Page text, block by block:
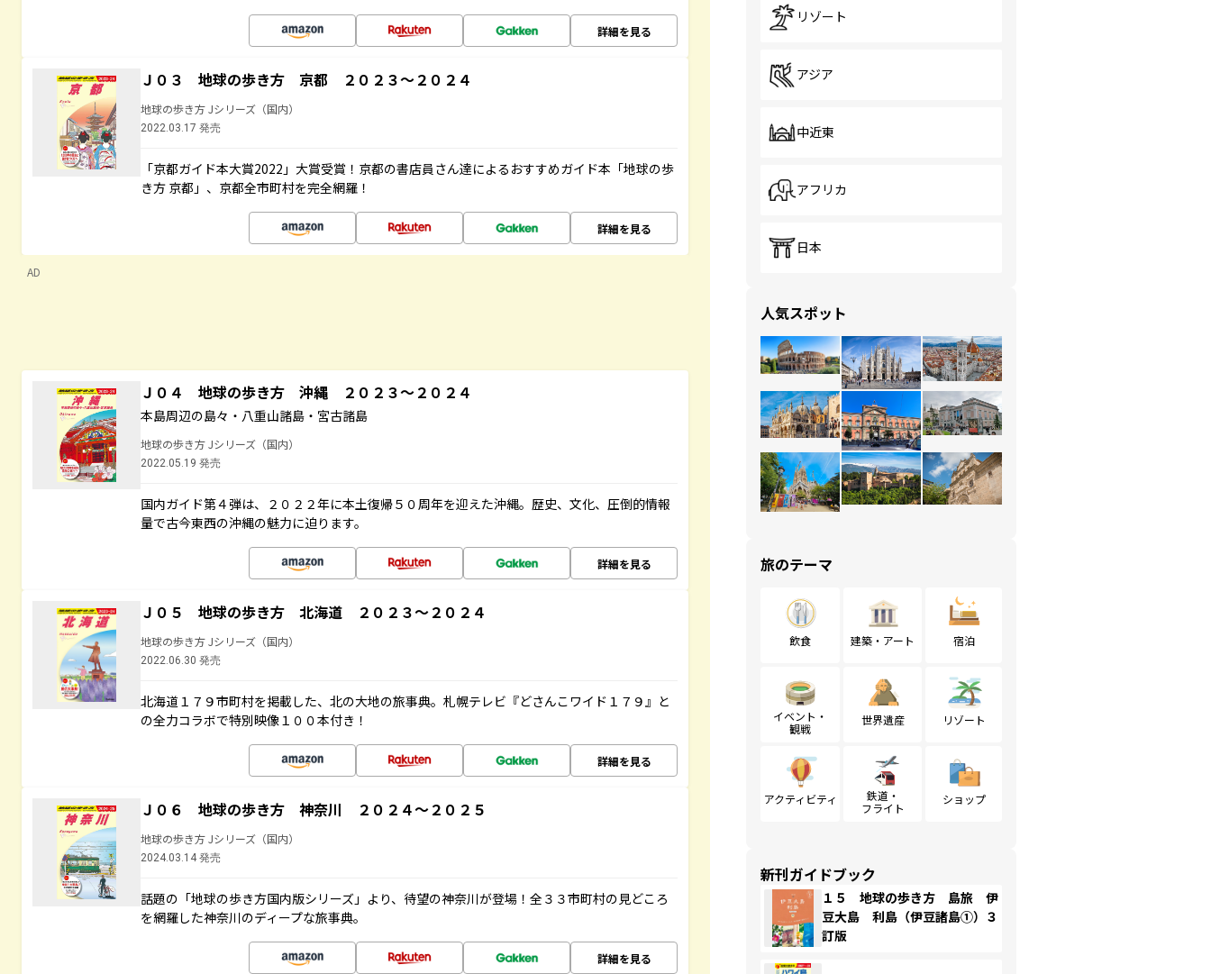
詳細を見る
Ｊ０３ 地球の歩き方 京都 ２０２３～２０２４
地球の歩き方 Jシリーズ（国内）
2022.03.17 発売
「京都ガイド本大賞2022」大賞受賞！京都の書店員さん達によるおすすめガイド本「地球の歩
き方 京都」、京都全市町村を完全網羅！
詳細を見る
AD
Ｊ０４ 地球の歩き方 沖縄 ２０２３～２０２４
本島周辺の島々・八重山諸島・宮古諸島
地球の歩き方 Jシリーズ（国内）
2022.05.19 発売
国内ガイド第４弾は、２０２２年に本土復帰５０周年を迎えた沖縄。歴史、文化、圧倒的情報
量で古今東西の沖縄の魅力に迫ります。
詳細を見る
Ｊ０５ 地球の歩き方 北海道 ２０２３～２０２４
地球の歩き方 Jシリーズ（国内）
2022.06.30 発売
北海道１７９市町村を掲載した、北の大地の旅事典。札幌テレビ『どさんこワイド１７９』と
の全力コラボで特別映像１００本付き！
詳細を見る
Ｊ０６ 地球の歩き方 神奈川 ２０２４～２０２５
地球の歩き方 Jシリーズ（国内）
2024.03.14 発売
話題の「地球の歩き方国内版シリーズ」より、待望の神奈川が登場！全３３市町村の見どころ
を網羅した神奈川のディープな旅事典。
詳細を見る
リゾート
アジア
中近東
アフリカ
日本
人気スポット
旅のテーマ
飲食 建築・アート 宿泊
イベント・
観戦
世界遺産 リゾート
アクティビティ
鉄道・
フライト
ショップ
新刊ガイドブック
１５ 地球の歩き方 島旅 伊
豆大島 利島（伊豆諸島①）３
訂版